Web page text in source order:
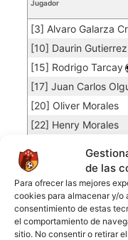
de las
Para ofrecer las mejores
cookies para almacenar y/o
consentimiento de estas
el comportamiento de
sitio. No consentir o retirar
Jugador
[3] Alvaro Galarza
[10] Daurin Gutierrez
[15] Rodrigo Tarcay
[17] Juan Carlos
[20] Oliver Morales
[22] Henry Morales
[76] Dubber Suarez
[78] Richar
[99] Jose Loayza